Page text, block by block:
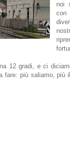
noi
con
12 gradi, e ci
fare: più saliamo, più